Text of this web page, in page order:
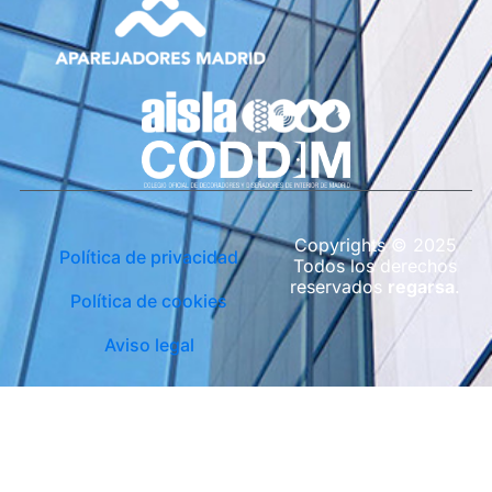
Política de privacidad
Política de cookies
Aviso legal
Copyrights © 2025
Todos los derechos
reservados regarsa .